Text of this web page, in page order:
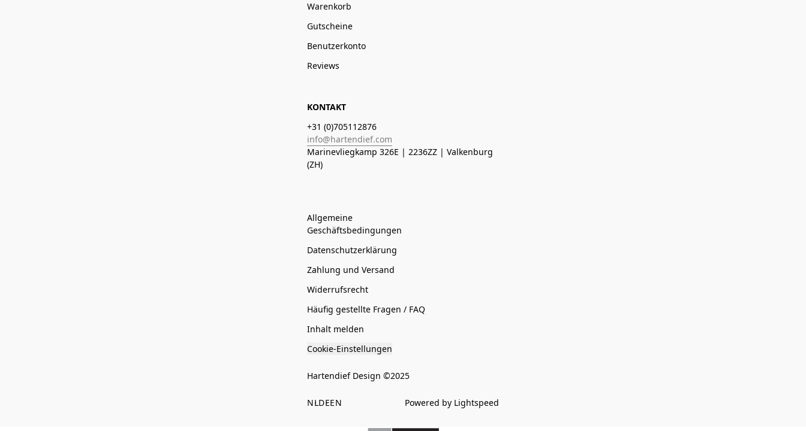
Warenkorb
Gutscheine
Benutzerkonto
Reviews
KONTAKT
+31 (0)705112876
info@hartendief.com
Marinevliegkamp 326E | 2236ZZ | Valkenburg
(ZH)
Allgemeine
Geschäftsbedingungen
Datenschutzerklärung
Zahlung und Versand
Widerrufsrecht
Häufig gestellte Fragen / FAQ
Inhalt melden
Cookie-Einstellungen
Hartendief Design ©2025
NLDEEN Powered by Lightspeed